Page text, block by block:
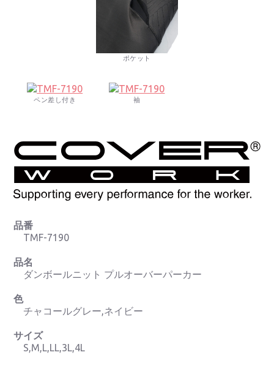
ポケット
ペン差し付き 袖
品番
TMF-7190
品名
ダンボールニット プルオーバーパーカー
色
チャコールグレー,ネイビー
サイズ
S,M,L,LL,3L,4L